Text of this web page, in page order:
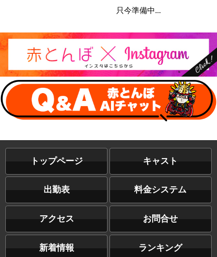
只今準備中...
トップページ キャスト
出勤表 料金システム
アクセス お問合せ
新着情報 ランキング